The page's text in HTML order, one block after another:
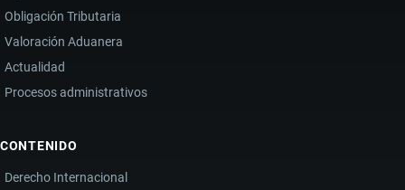
Obligación Tributaria
Valoración Aduanera
Actualidad
Procesos administrativos
CONTENIDO
Derecho Internacional